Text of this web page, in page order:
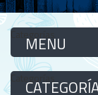
Categorías
Categorías